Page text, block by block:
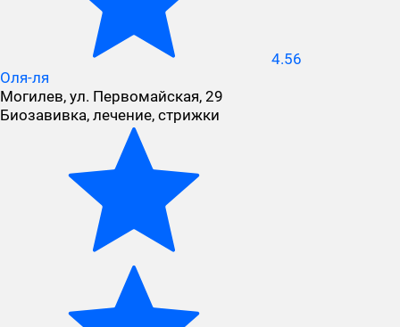
4.56
Оля-ля
Могилев, ул. Первомайская, 29
Биозавивка, лечение, стрижки